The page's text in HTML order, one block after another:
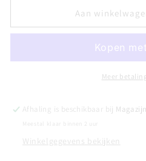
-
Rejadorada
TORO
-
Rejadorada
Aan
Meer
Afhaling is beschikbaar bij
Meestal klaar binnen 2 uur
Winkelgegevens bekijken